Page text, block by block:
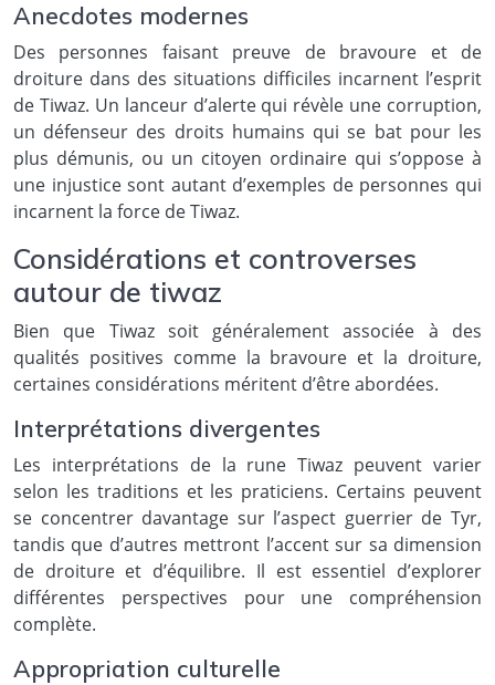
Anecdotes modernes
Des personnes faisant preuve de bravoure et de
droiture dans des situations difficiles incarnent l’esprit
de Tiwaz. Un lanceur d’alerte qui révèle une corruption,
un défenseur des droits humains qui se bat pour les
plus démunis, ou un citoyen ordinaire qui s’oppose à
une injustice sont autant d’exemples de personnes qui
incarnent la force de Tiwaz.
Considérations et controverses
autour de tiwaz
Bien que Tiwaz soit généralement associée à des
qualités positives comme la bravoure et la droiture,
certaines considérations méritent d’être abordées.
Interprétations divergentes
Les interprétations de la rune Tiwaz peuvent varier
selon les traditions et les praticiens. Certains peuvent
se concentrer davantage sur l’aspect guerrier de Tyr,
tandis que d’autres mettront l’accent sur sa dimension
de droiture et d’équilibre. Il est essentiel d’explorer
différentes perspectives pour une compréhension
complète.
Appropriation culturelle